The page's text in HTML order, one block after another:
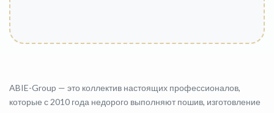
ABIE-Group — это коллектив настоящих профессионалов,
которые с 2010 года недорого выполняют пошив, изготовление